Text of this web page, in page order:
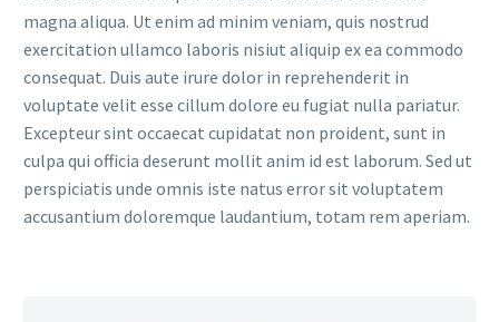
magna aliqua. Ut enim ad minim veniam, quis nostrud
exercitation ullamco laboris nisiut aliquip ex ea commodo
consequat. Duis aute irure dolor in reprehenderit in
voluptate velit esse cillum dolore eu fugiat nulla pariatur.
Excepteur sint occaecat cupidatat non proident, sunt in
culpa qui officia deserunt mollit anim id est laborum. Sed ut
perspiciatis unde omnis iste natus error sit voluptatem
accusantium doloremque laudantium, totam rem aperiam.